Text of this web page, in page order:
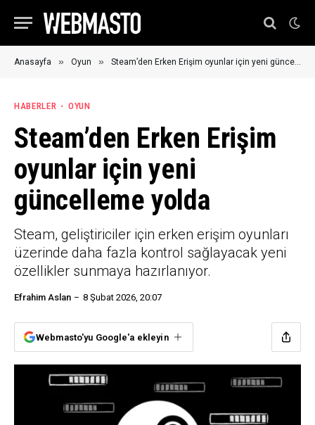
Anasayfa » Oyun » Steam’den Erken Erişim oyunlar için yeni güncelleme yolda
HABERLER OYUN
Steam’den Erken Erişim
oyunlar için yeni
güncelleme yolda
Steam, geliştiriciler için erken erişim oyunları
üzerinde daha fazla kontrol sağlayacak yeni
özellikler sunmaya hazırlanıyor.
Efrahim Aslan 8 Şubat 2026, 20:07
Webmasto'yu Google'a ekleyin